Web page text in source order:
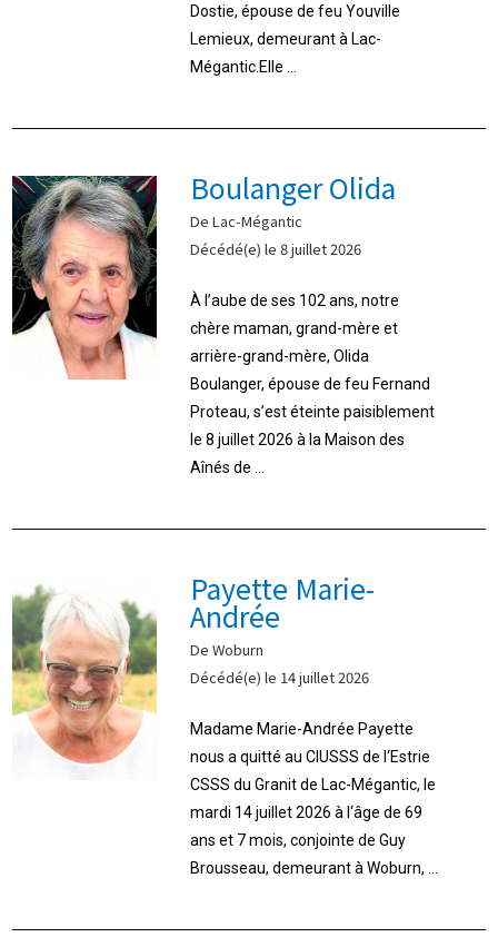
Dostie, épouse de feu Youville
Lemieux, demeurant à Lac-
Mégantic.Elle ...
Boulanger Olida
De Lac-Mégantic
Décédé(e) le 8 juillet 2026
À l’aube de ses 102 ans, notre
chère maman, grand-mère et
arrière-grand-mère, Olida
Boulanger, épouse de feu Fernand
Proteau, s’est éteinte paisiblement
le 8 juillet 2026 à la Maison des
Aînés de ...
Payette Marie-
Andrée
De Woburn
Décédé(e) le 14 juillet 2026
Madame Marie-Andrée Payette
nous a quitté au CIUSSS de l‘Estrie
CSSS du Granit de Lac-Mégantic, le
mardi 14 juillet 2026 à l‘âge de 69
ans et 7 mois, conjointe de Guy
Brousseau, demeurant à Woburn, ...